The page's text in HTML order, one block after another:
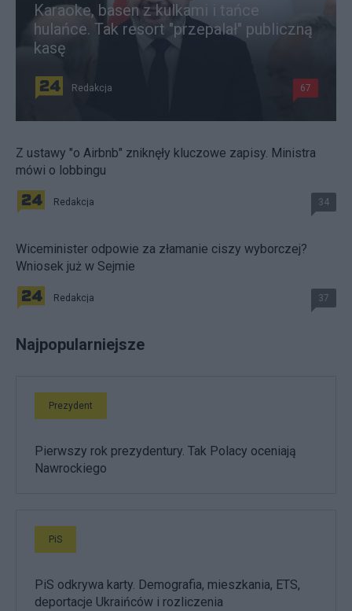
Karaoke, basen z kulkami i tańce
hulańce. Tak resort "przepalał" publiczną
kasę
Redakcja 67
Z ustawy "o Airbnb" zniknęły kluczowe zapisy. Ministra
mówi o lobbingu
Redakcja 34
Wiceminister odpowie za złamanie ciszy wyborczej?
Wniosek już w Sejmie
Redakcja 37
Najpopularniejsze
Prezydent
Pierwszy rok prezydentury. Tak Polacy oceniają
Nawrockiego
PiS
PiS odkrywa karty. Demografia, mieszkania, ETS,
deportacje Ukraińców i rozliczenia